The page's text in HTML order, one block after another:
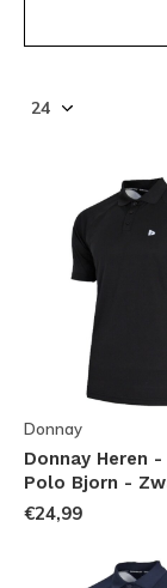
Donnay
Donnay Heren
Polo Bjorn -
€24,99